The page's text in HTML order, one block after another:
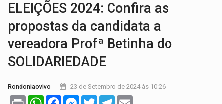
ELEIÇÕES 2024: Confira as
propostas da candidata a
vereadora Profª Betinha do
SOLIDARIEDADE
Rondoniaovivo 23 de Setembro de 2024 às 10:26
Print WhatsAppFacebookMessenger
TwitterTelegram